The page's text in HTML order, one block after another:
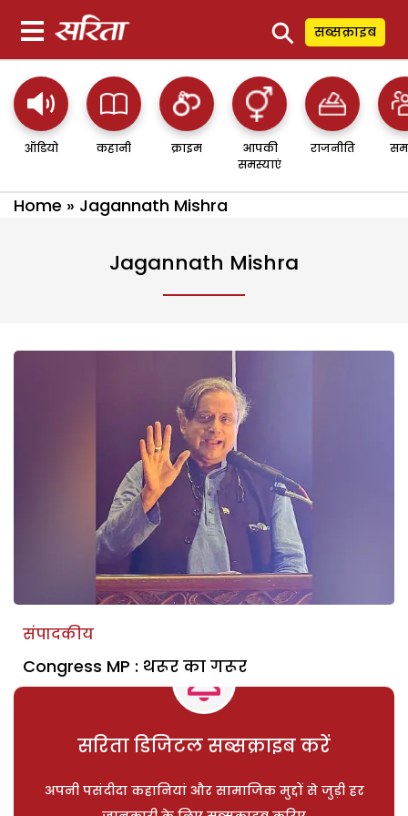
⚲ सब्सक्राइब
ऑडियो कहानी क्राइम
आपकी
समस्याएं
राजनीति
Home » Jagannath Mishra
Jagannath Mishra
संपादकीय
Congress MP : थरूर का गरूर
सरिता डिजिटल सब्सक्राइब करें
अपनी पसंदीदा कहानियां और सामाजिक मुद्दों से जुड़ी हर